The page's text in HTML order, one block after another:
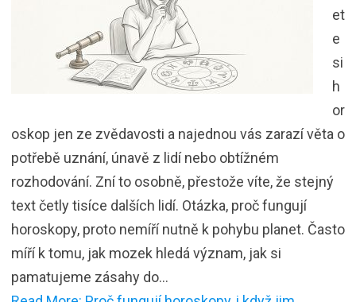
et
e
si
h
or
oskop jen ze zvědavosti a najednou vás zarazí věta o
potřebě uznání, únavě z lidí nebo obtížném
rozhodování. Zní to osobně, přestože víte, že stejný
text četly tisíce dalších lidí. Otázka, proč fungují
horoskopy, proto nemíří nutně k pohybu planet. Často
míří k tomu, jak mozek hledá význam, jak si
pamatujeme zásahy do…